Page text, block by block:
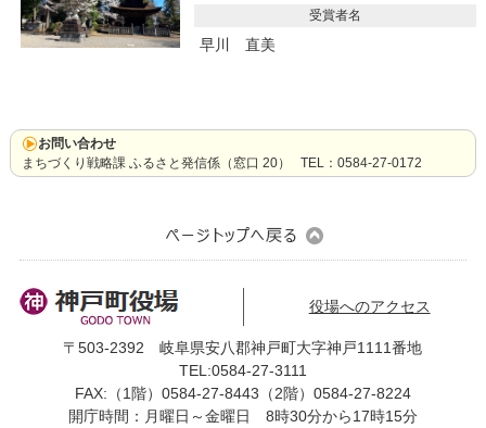
受賞者名
早川 直美
お問い合わせ
まちづくり戦略課 ふるさと発信係（窓口 20） TEL：0584-27-0172
役場へのアクセス
〒503-2392 岐阜県安八郡神戸町大字神戸1111番地
TEL:0584-27-3111
FAX:（1階）0584-27-8443（2階）0584-27-8224
開庁時間：月曜日～金曜日 8時30分から17時15分